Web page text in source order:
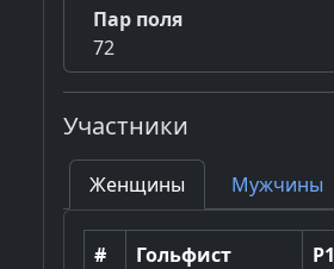
Пар поля
72
Участники
Женщины Мужчины
# Гольфист Р1